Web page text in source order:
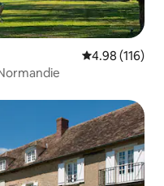
औसत रेटिंग 5 में से
4.98 (116)